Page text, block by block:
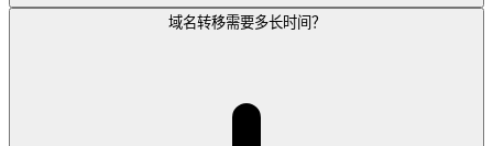
域名转移需要多长时间？